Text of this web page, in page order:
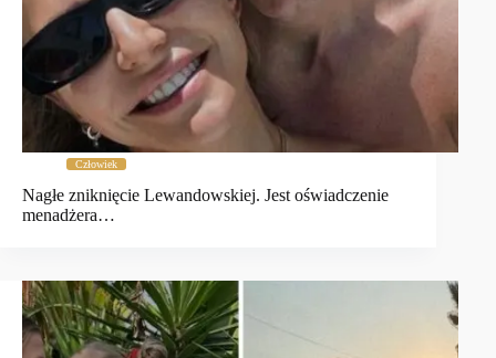
Człowiek
Nagłe zniknięcie Lewandowskiej. Jest oświadczenie
menadżera…